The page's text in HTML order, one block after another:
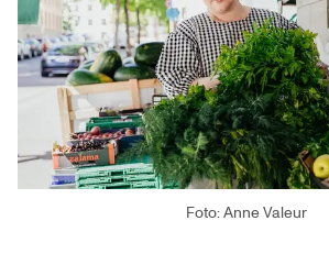
Foto: Anne Valeur